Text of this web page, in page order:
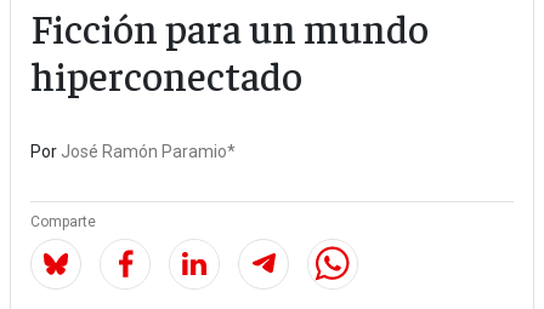
Ficción para un mundo
hiperconectado
Por José Ramón Paramio*
Comparte